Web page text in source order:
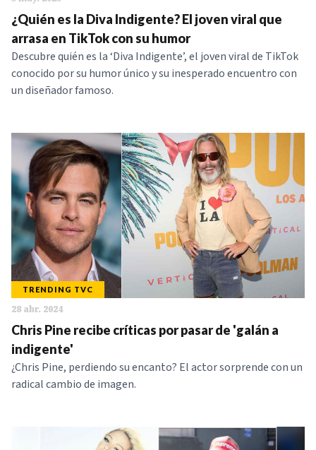
NOTICIAS
SERIES
¿Quién es la Diva Indigente? El joven viral que
arrasa en TikTok con su humor
Descubre quién es la ‘Diva Indigente’, el joven viral de TikTok
conocido por su humor único y su inesperado encuentro con
un diseñador famoso.
TRENDING TVC
28 abr. 2024
Chris Pine recibe críticas por pasar de 'galán a
indigente'
¿Chris Pine, perdiendo su encanto? El actor sorprende con un
radical cambio de imagen.